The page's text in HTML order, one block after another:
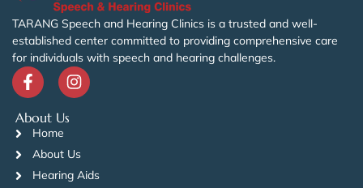
TARANG Speech and Hearing Clinics is a trusted and well-
established center committed to providing comprehensive care
for individuals with speech and hearing challenges.
About Us
Home
About Us
Hearing Aids